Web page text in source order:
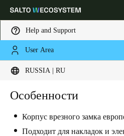
Help and Support
User Area
RUSSIA | RU
Выберите свое местоположение
Global Europe
Russia
Особенности
Корпус врезного замка
Подходит для накладок и